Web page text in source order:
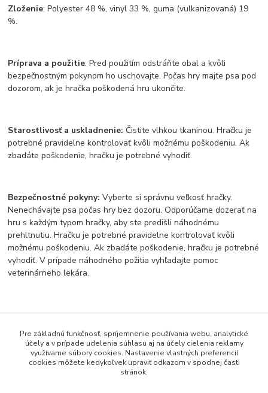
Zloženie: Polyester 48 %, vinyl 33 %, guma (vulkanizovaná) 19
%.
Príprava a použitie: Pred použitím odstráňte obal a kvôli
bezpečnostným pokynom ho uschovajte. Počas hry majte psa pod
dozorom, ak je hračka poškodená hru ukončite.
Starostlivosť a uskladnenie: Čistite vlhkou tkaninou. Hračku je
potrebné pravidelne kontrolovať kvôli možnému poškodeniu. Ak
zbadáte poškodenie, hračku je potrebné vyhodiť.
Bezpečnostné pokyny:Vyberte si správnu veľkosť hračky.
Nenechávajte psa počas hry bez dozoru. Odporúčame dozerať na
hru s každým typom hračky, aby ste predišli náhodnému
prehltnutiu. Hračku je potrebné pravidelne kontrolovať kvôli
možnému poškodeniu. Ak zbadáte poškodenie, hračku je potrebné
vyhodiť. V prípade náhodného požitia vyhľadajte pomoc
veterinárneho lekára.
Tovar zaradený v kategóriách
VIANOCE
Pre základnú funkčnosť, spríjemnenie používania webu, analytické
účely a v prípade udelenia súhlasu aj na účely cielenia reklamy
využívame súbory cookies. Nastavenie vlastných preferencií
cookies môžete kedykoľvek upraviť odkazom v spodnej časti
stránok.